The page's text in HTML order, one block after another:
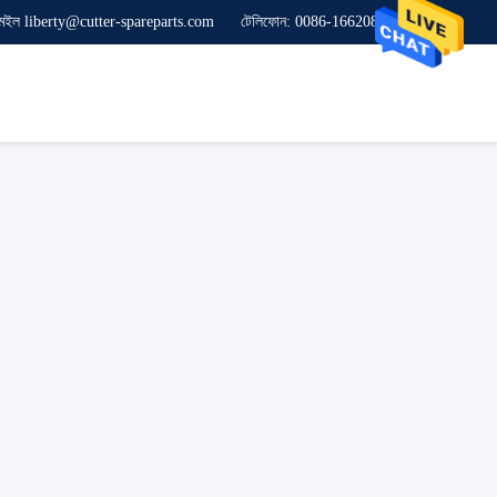
liberty@cutter-spareparts.com টেলিফোন: 0086-16620846619